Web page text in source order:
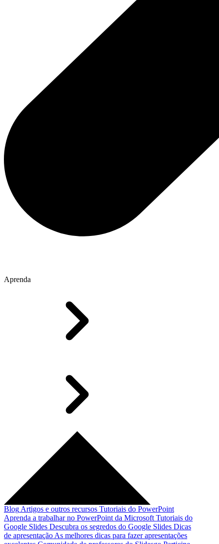
Aprenda
Blog Artigos e outros recursos Tutoriais do PowerPoint
Aprenda a trabalhar no PowerPoint da Microsoft Tutoriais do
Google Slides Descubra os segredos do Google Slides Dicas
de apresentação As melhores dicas para fazer apresentações